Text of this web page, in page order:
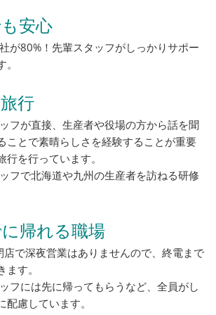
安心
が80%！先輩スタッフがしっかりサポー
行
フが直接、生産者や役場の方から話を聞
ことで素晴らしさを経験することが重要
を行っています。
フで北海道や九州の生産者を訪ねる研修
帰れる職場
店で深夜営業はありませんので、終電まで
す。
フには先に帰ってもらうなど、全員がし
慮しています。